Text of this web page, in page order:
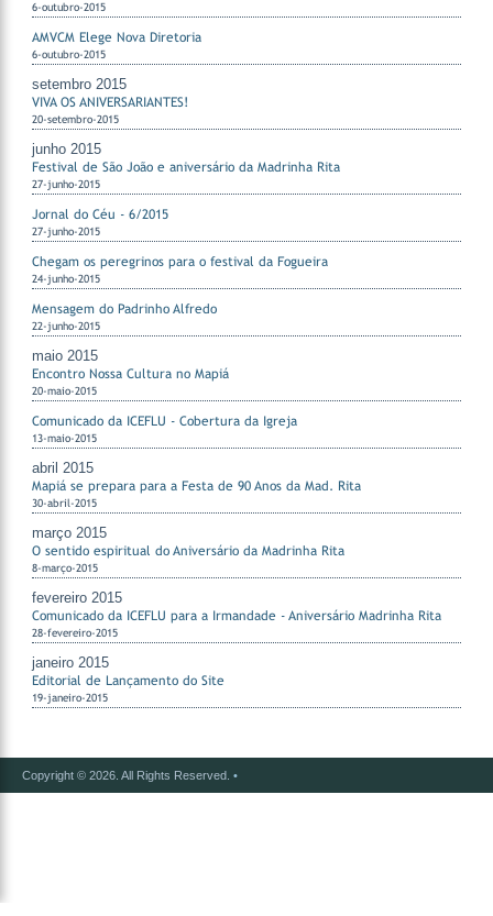
6-outubro-2015
AMVCM Elege Nova Diretoria
6-outubro-2015
setembro 2015
VIVA OS ANIVERSARIANTES!
20-setembro-2015
junho 2015
Festival de São João e aniversário da Madrinha Rita
27-junho-2015
Jornal do Céu - 6/2015
27-junho-2015
Chegam os peregrinos para o festival da Fogueira
24-junho-2015
Mensagem do Padrinho Alfredo
22-junho-2015
maio 2015
Encontro Nossa Cultura no Mapiá
20-maio-2015
Comunicado da ICEFLU - Cobertura da Igreja
13-maio-2015
abril 2015
Mapiá se prepara para a Festa de 90 Anos da Mad. Rita
30-abril-2015
março 2015
O sentido espiritual do Aniversário da Madrinha Rita
8-março-2015
fevereiro 2015
Comunicado da ICEFLU para a Irmandade - Aniversário Madrinha Rita
28-fevereiro-2015
janeiro 2015
Editorial de Lançamento do Site
19-janeiro-2015
Copyright © 2026. All Rights Reserved. •